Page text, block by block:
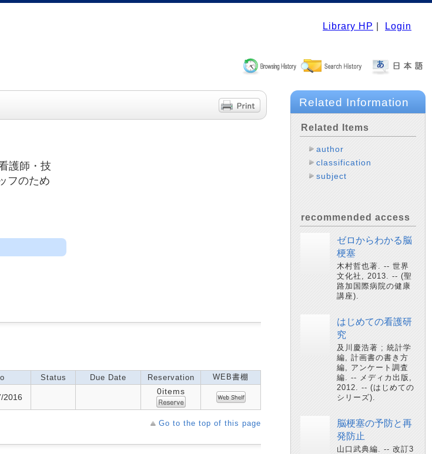
Library HP Login
護師・技
フのため
Status Due Date Reservation WEB書棚
2016
0items
Go to the top of this page
Related Information
Related Items
author
classification
subject
recommended access
ゼロからわかる脳
梗塞
木村哲也著. -- 世界
文化社, 2013. -- (聖
路加国際病院の健康
講座).
はじめての看護研
究
及川慶浩著 ; 統計学
編, 計画書の書き方
編, アンケート調査
編. -- メディカ出版,
2012. -- (はじめての
シリーズ).
脳梗塞の予防と再
発防止
山口武典編. -- 改訂3